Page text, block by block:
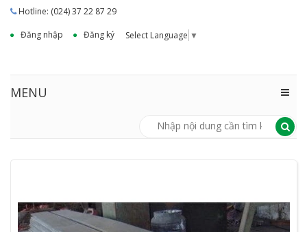
Hotline: (024) 37 22 87 29
Đăng nhập
Đăng ký Select Language ▼
MENU